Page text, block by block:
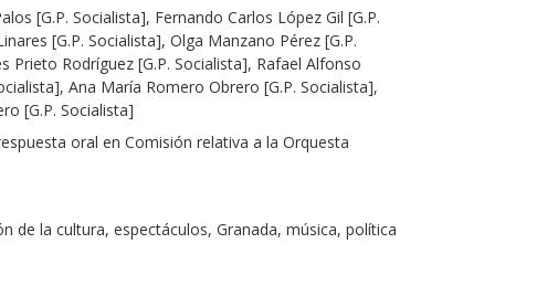
[G.P. Socialista], Fernando Carlos López Gil [G.P.
[G.P. Socialista], Olga Manzano Pérez [G.P.
Prieto Rodríguez [G.P. Socialista], Rafael Alfonso
Ana María Romero Obrero [G.P. Socialista],
[G.P. Socialista]
oral en Comisión relativa a la Orquesta
de la cultura, espectáculos, Granada, música, política